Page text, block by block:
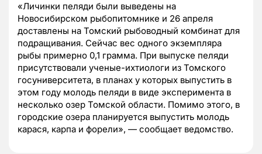
«Личинки пеляди были выведены на
Новосибирском рыбопитомнике и 26 апреля
доставлены на Томский рыбоводный комбинат для
подращивания. Сейчас вес одного экземпляра
рыбы примерно 0,1 грамма. При выпуске пеляди
присутствовали ученые-ихтиологи из Томского
госуниверситета, в планах у которых выпустить в
этом году молодь пеляди в виде эксперимента в
несколько озер Томской области. Помимо этого, в
городские озера планируется выпустить молодь
карася, карпа и форели», — сообщает ведомство.